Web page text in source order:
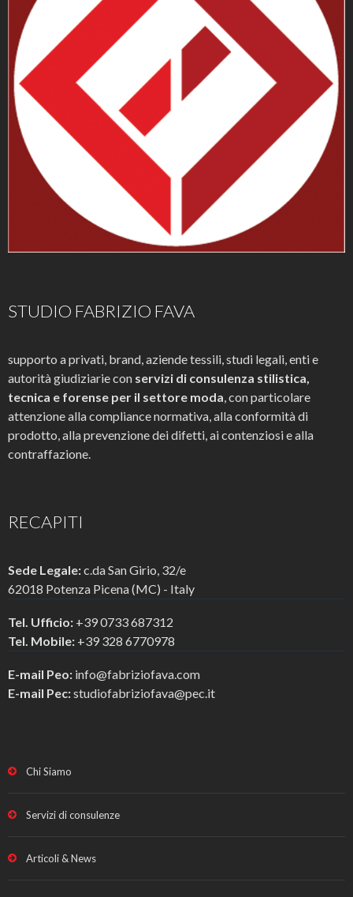
STUDIO FABRIZIO FAVA
supporto a privati, brand, aziende tessili, studi legali, enti e
autorità giudiziarie con servizi di consulenza stilistica,
tecnica e forense per il settore moda, con particolare
attenzione alla compliance normativa, alla conformità di
prodotto, alla prevenzione dei difetti, ai contenziosi e alla
contraffazione.
RECAPITI
Sede Legale:c.da San Girio, 32/e
62018 Potenza Picena (MC) - Italy
Tel. Ufficio: +39 0733 687312
Tel. Mobile: +39 328 6770978
E-mail Peo: info@fabriziofava.com
E-mail Pec:studiofabriziofava@pec.it
Chi Siamo
Servizi di consulenze
Articoli & News